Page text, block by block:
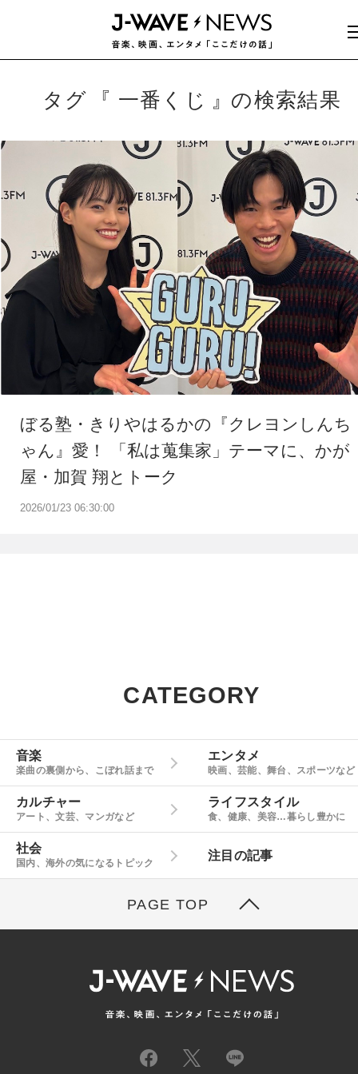
タグ 一番くじ の検索結果
2026/01/23 06:30:00
ぼる塾・きりやはるかの『クレヨンしんち
ゃん』愛！ 「私は蒐集家」テーマに、かが
屋・加賀 翔とトーク
CATEGORY
音楽
楽曲の裏側から、こぼれ話まで
エンタメ
映画、芸能、舞台、スポーツなど
カルチャー
アート、文芸、マンガなど
ライフスタイル
食、健康、美容…暮らし豊かに
社会
国内、海外の気になるトピック
注目の記事
PAGE TOP